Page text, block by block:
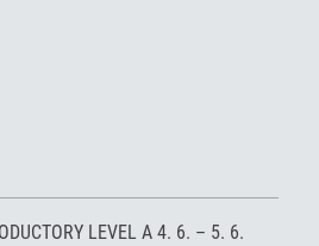
LEVEL A 4. 6. – 5. 6.